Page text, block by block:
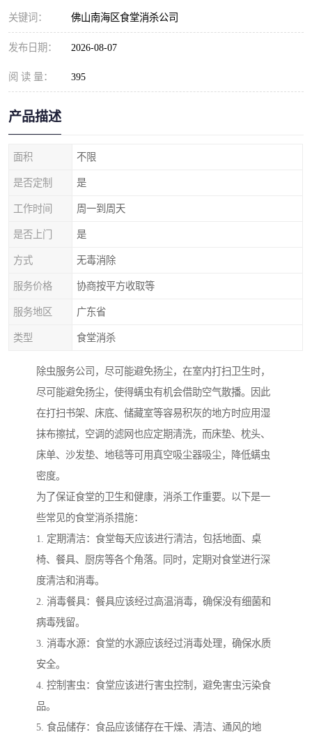
关键词： 佛山南海区食堂消杀公司
发布日期： 2026-08-07
阅 读 量： 395
产品描述
面积 不限
是否定制 是
工作时间 周一到周天
是否上门 是
方式 无毒消除
服务价格 协商按平方收取等
服务地区 广东省
类型 食堂消杀
除虫服务公司，尽可能避免扬尘，在室内打扫卫生时，
尽可能避免扬尘，使得螨虫有机会借助空气散播。因此
在打扫书架、床底、储藏室等容易积灰的地方时应用湿
抹布擦拭，空调的滤网也应定期清洗，而床垫、枕头、
床单、沙发垫、地毯等可用真空吸尘器吸尘，降低螨虫
密度。
为了保证食堂的卫生和健康，消杀工作重要。以下是一
些常见的食堂消杀措施：
1. 定期清洁：食堂每天应该进行清洁，包括地面、桌
椅、餐具、厨房等各个角落。同时，定期对食堂进行深
度清洁和消毒。
2. 消毒餐具：餐具应该经过高温消毒，确保没有细菌和
病毒残留。
3. 消毒水源：食堂的水源应该经过消毒处理，确保水质
安全。
4. 控制害虫：食堂应该进行害虫控制，避免害虫污染食
品。
5. 食品储存：食品应该储存在干燥、清洁、通风的地